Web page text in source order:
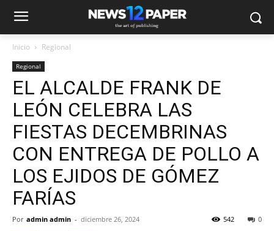
Inicio Regional
Regional
EL ALCALDE FRANK DE
LEÓN CELEBRA LAS
FIESTAS DECEMBRINAS
CON ENTREGA DE POLLO A
LOS EJIDOS DE GÓMEZ
FARÍAS
Por admin admin - diciembre 26, 2024 0
542